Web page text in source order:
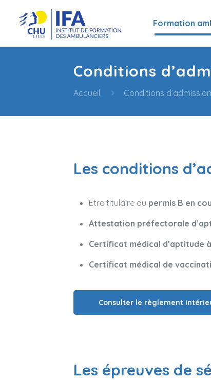
Formation
Conditions
Accueil Conditions d’admission
Les conditions
Etre titulaire du permis B en
Attestation préfectorale
Certificat médical d’aptitude
Certificat médical de
Consulter le règlement
Les épreuves de